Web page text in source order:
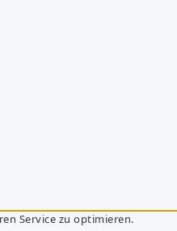
Service zu optimieren.